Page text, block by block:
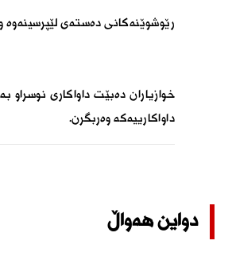
رێوشوێنەکانی دەستەی لێپرسینەوە
داواکارییەکە وەربگرن.
دواین هەواڵ